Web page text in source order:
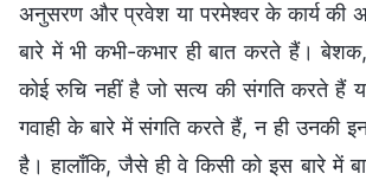
अनुसरण और प्रवेश या परमेश्वर के कार्य की
बारे में भी कभी-कभार ही बात करते हैं।
कोई रुचि नहीं है जो सत्य की संगति करते हैं
गवाही के बारे में संगति करते हैं, न ही उनकी
है। हालाँकि, जैसे ही वे किसी को इस बारे में